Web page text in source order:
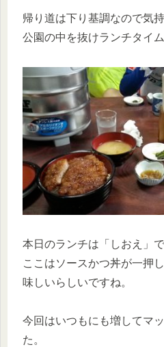
帰り道は下り基調なので気
公園の中を抜けランチタイム
本日のランチは「しおえ」で
ここはソースかつ丼が一押
味しいらしいですね。
今回はいつもにも増してマ
た。